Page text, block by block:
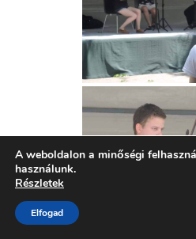
A weboldalon a minőségi
használunk.
Részletek
Elfogad